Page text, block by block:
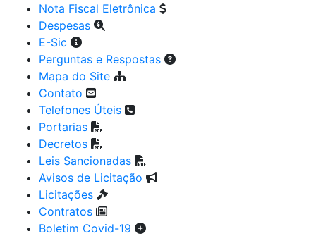
Nota Fiscal Eletrônica
Despesas
E-Sic
Perguntas e Respostas
Mapa do Site
Contato
Telefones Úteis
Portarias
Decretos
Leis Sancionadas
Avisos de Licitação
Licitações
Contratos
Boletim Covid-19